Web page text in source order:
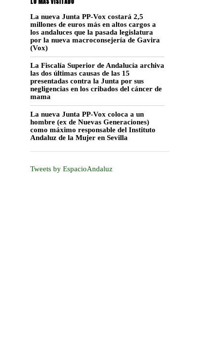
La nueva Junta PP-Vox costará 2,5
millones de euros más en altos cargos a
los andaluces que la pasada legislatura
por la nueva macroconsejería de Gavira
(Vox)
La Fiscalía Superior de Andalucía archiva
las dos últimas causas de las 15
presentadas contra la Junta por sus
negligencias en los cribados del cáncer de
mama
La nueva Junta PP-Vox coloca a un
hombre (ex de Nuevas Generaciones)
como máximo responsable del Instituto
Andaluz de la Mujer en Sevilla
Tweets by EspacioAndaluz